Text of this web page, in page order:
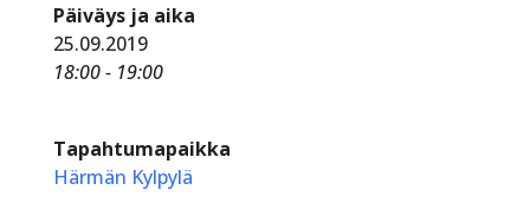
Päiväys ja aika
25.09.2019
18:00 - 19:00
Tapahtumapaikka
Härmän Kylpylä